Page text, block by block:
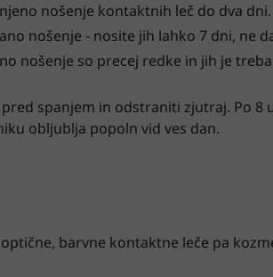
nošenje kontaktnih leč do dva dni.
nošenje - nosite jih lahko 7 dni, ne
nošenje so precej redke in jih je
spanjem in odstraniti zjutraj. Po 8
obljublja popoln vid ves dan.
barvne kontaktne leče pa